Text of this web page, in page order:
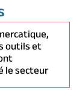
outils et
le secteur